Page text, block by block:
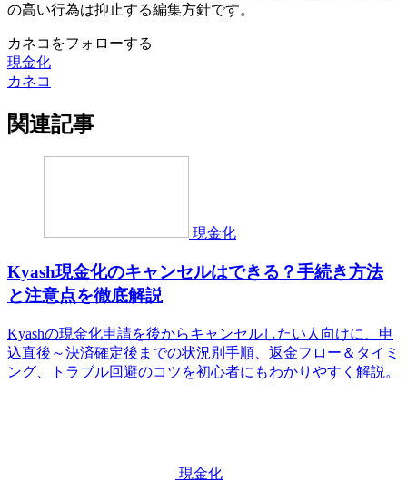
の高い行為は抑止する編集方針です。
カネコをフォローする
現金化
カネコ
関連記事
現金化
Kyash現金化のキャンセルはできる？手続き方法
と注意点を徹底解説
Kyashの現金化申請を後からキャンセルしたい人向けに、申
込直後～決済確定後までの状況別手順、返金フロー＆タイミ
ング、トラブル回避のコツを初心者にもわかりやすく解説。
現金化